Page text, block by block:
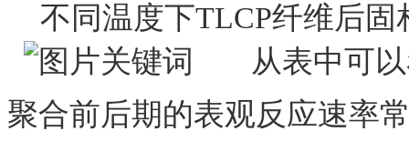
不同温度下TLCP纤维后固
从表中可以
聚合前后期的表观反应速率